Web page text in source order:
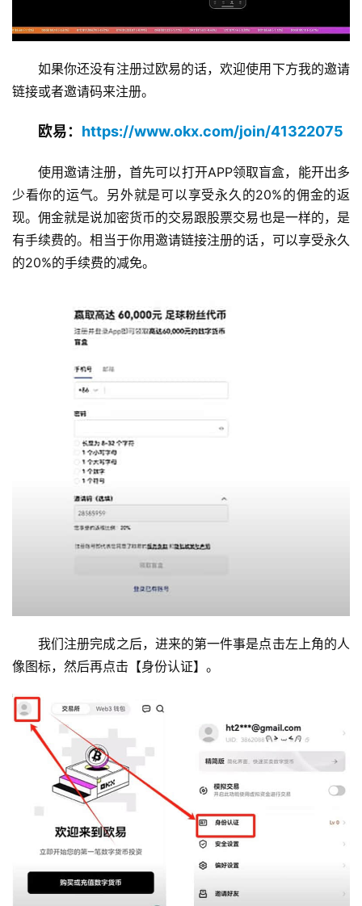
如果你还没有注册过欧易的话，欢迎使用下方我的邀请
链接或者邀请码来注册。
欧易： https://www.okx.com/join/41322075
使用邀请注册，首先可以打开APP领取盲盒，能开出多
少看你的运气。另外就是可以享受永久的20%的佣金的返
现。佣金就是说加密货币的交易跟股票交易也是一样的，是
有手续费的。相当于你用邀请链接注册的话，可以享受永久
的20%的手续费的减免。
我们注册完成之后，进来的第一件事是点击左上角的人
像图标，然后再点击【身份认证】。